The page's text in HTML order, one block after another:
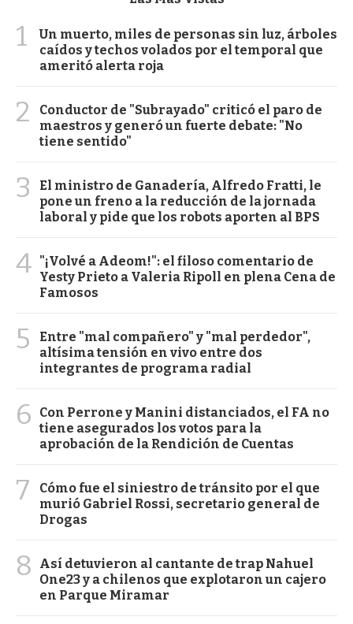
1
Un muerto, miles de personas sin luz, árboles
caídos y techos volados por el temporal que
ameritó alerta roja
2
Conductor de "Subrayado" criticó el paro de
maestros y generó un fuerte debate: "No
tiene sentido"
3
El ministro de Ganadería, Alfredo Fratti, le
pone un freno a la reducción de la jornada
laboral y pide que los robots aporten al BPS
4 "¡Volvé a Adeom!": el filoso comentario de
Yesty Prieto a Valeria Ripoll en plena Cena de
Famosos
5
Entre "mal compañero" y "mal perdedor",
altísima tensión en vivo entre dos
integrantes de programa radial
6
Con Perrone y Manini distanciados, el FA no
tiene asegurados los votos para la
aprobación de la Rendición de Cuentas
7
Cómo fue el siniestro de tránsito por el que
murió Gabriel Rossi, secretario general de
Drogas
8
Así detuvieron al cantante de trap Nahuel
One23 y a chilenos que explotaron un cajero
en Parque Miramar